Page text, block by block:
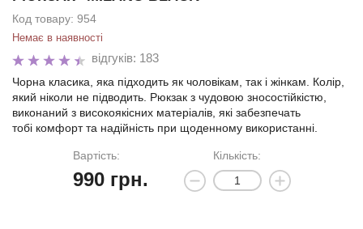
Код товару: 954
Немає в наявності
відгуків: 183
Чорна класика, яка підходить як чоловікам, так і жінкам. Колір,
який ніколи не підводить. Рюкзак з чудовою зносостійкістю,
виконаний з високоякісних матеріалів, які забезпечать
тобі комфорт та надійність при щоденному використанні.
Вартість:
990грн.
Кількість: